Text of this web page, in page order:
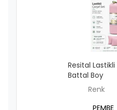
Resital
Battal Boy
Renk